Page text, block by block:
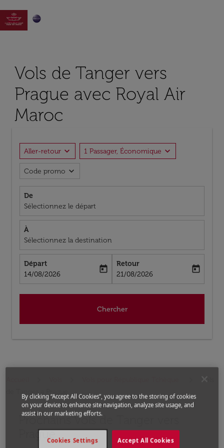

Vols de Tanger vers
Prague avec Royal Air
Maroc
Aller-retour expand_more 1 Passager, Économique expand_more
Code promo expand_more
De
Sélectionnez le départ
À
Sélectionnez la destination
Départ
fc-booking-departure-date-aria-label
14/08/2026
today
Retour
fc-booking-return-date-aria-label
21/08/2026
today
Chercher
Vols
de Tanger a Prague
Prochains Vols de Tanger vers
Prague
Aucun tarif trouvé pour les options populaires
By clicking “Accept All Cookies”, you agree to the storing of cookies
on your device to enhance site navigation, analyze site usage, and
assist in our marketing efforts.
Accept All Cookies
Cookies Settings